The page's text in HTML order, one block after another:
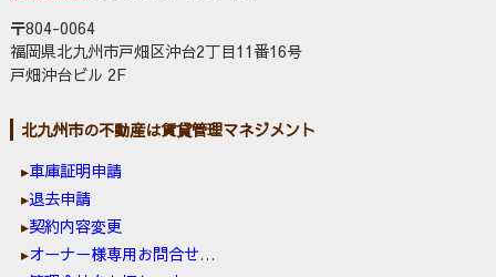
〒804-0064
福岡県北九州市戸畑区沖台2丁目11番16号
戸畑沖台ビル 2F
北九州市の不動産は賃貸管理マネジメント
車庫証明申請
退去申請
契約内容変更
オーナー様専用お問合せ窓口